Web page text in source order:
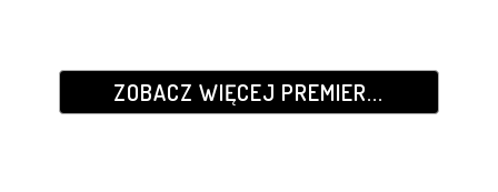
ZOBACZ WIĘCEJ PREMIER...